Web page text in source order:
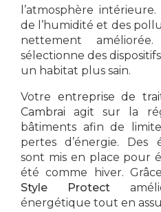
l’atmosphère
de l’humidité et des
nettement améliorée.
sélectionne des
un habitat plus sain.
Votre entreprise de
Cambrai agit sur la
bâtiments afin de
pertes d’énergie. Des
sont mis en place pour
été comme hiver.
Style Protect
énergétique tout en